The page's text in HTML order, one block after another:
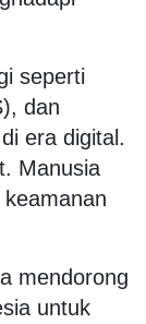
seperti
dan
era digital.
Manusia
mendorong
untuk